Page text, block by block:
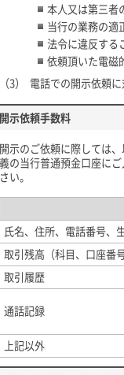
本人又は第三者
当行の業務の適
法令に違反する
依頼頂いた電磁
（3）
電話での開示依頼
開示依頼手数料
開示のご依頼に際しては
義の当行普通預金口座に
さい。
氏名、住所、電話番号、
取引残高（科目、口座番
取引履歴
通話記録
上記以外